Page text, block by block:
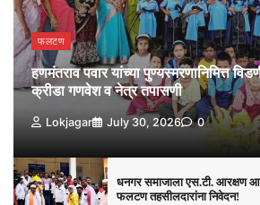
फलटण
हणमंतराव पवार यांच्या पुण्यस्मरणानिमित्त
क्रीडा गणवेश व नेत्र तपासणी
Lokjagar July 30, 2026 0
धनगर समाजाला एस.टी. आरक्षण
फलटण तहसीलदारांना निवेदन!